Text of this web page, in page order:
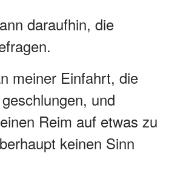
daraufhin, die
meiner Einfahrt, die
und
Reim auf etwas zu
keinen Sinn